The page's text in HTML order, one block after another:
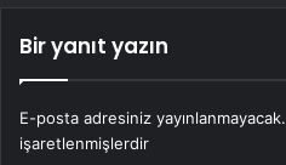
Bir yanıt yazın
E-posta adresiniz yayınlanmayacak.
işaretlenmişlerdir